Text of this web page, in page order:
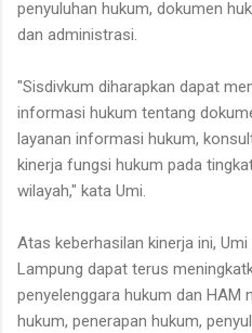
penyuluhan hukum, dokumen
dan administrasi.
"Sisdivkum diharapkan dapat
informasi hukum tentang
layanan informasi hukum,
kinerja fungsi hukum pada
wilayah," kata Umi.
Atas keberhasilan kinerja ini,
Lampung dapat terus
penyelenggara hukum dan HAM
hukum, penerapan hukum,